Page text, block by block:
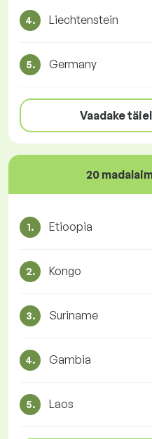
4. Liechtenstein
5. Germany
Vaadake
20
1. Etioopia
2. Kongo
3. Suriname
4. Gambia
5. Laos